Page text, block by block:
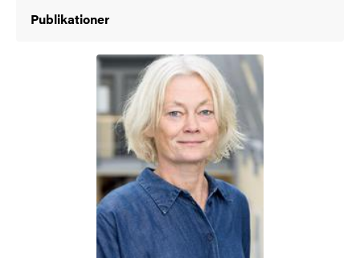
Publikationer